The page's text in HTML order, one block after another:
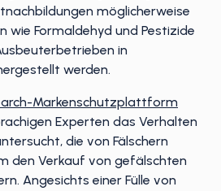
möglicherweise
wie Formaldehyd und Pestizide
in
werden.
Markenschutzplattform
Experten das Verhalten
die von Fälschern
den Verkauf von gefälschten
Angesichts einer Fülle von